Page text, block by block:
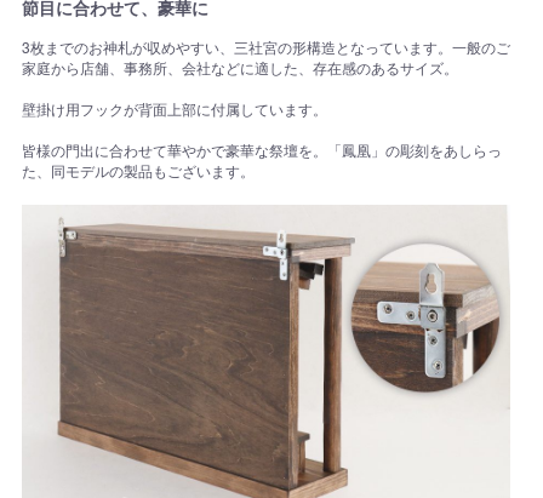
節目に合わせて、豪華に
3枚までのお神札が収めやすい、三社宮の形構造となっています。一般のご
家庭から店舗、事務所、会社などに適した、存在感のあるサイズ。
壁掛け用フックが背面上部に付属しています。
皆様の門出に合わせて華やかで豪華な祭壇を。「鳳凰」の彫刻をあしらっ
た、同モデルの製品もございます。